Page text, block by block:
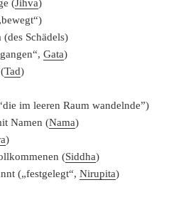
(Jihva)
Schädels)
Gata)
Tad)
im leeren Raum wandelnde”)
Namen (Nama)
)
(Siddha)
(„festgelegt“,Nirupita)